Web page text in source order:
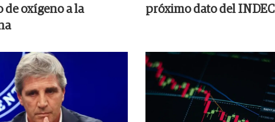
de oxígeno a la
próximo dato del INDEC